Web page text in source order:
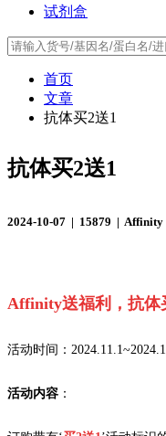
试剂盒
首页
文章
抗体买2送1
抗体买2送1
2024-10-07 | 15879 | Affinity
Affinity送福利，抗体
活动时间：
活动内容 ：